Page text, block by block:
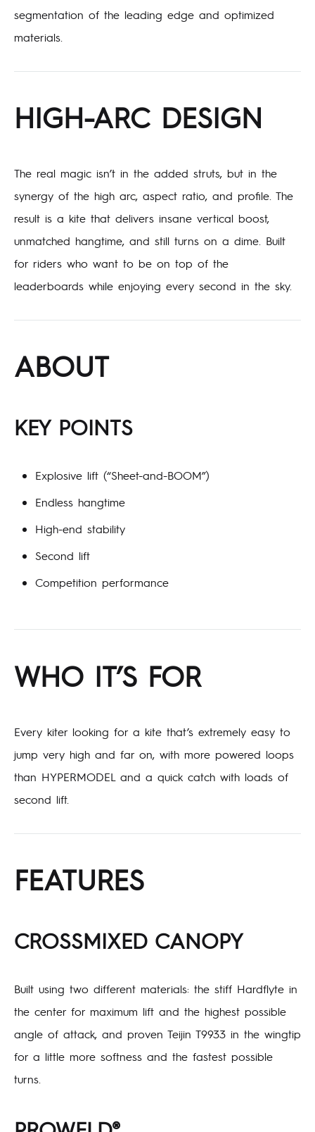
segmentation of the leading edge and optimized
materials.
HIGH-ARC DESIGN
The real magic isn’t in the added struts, but in the
synergy of the high arc, aspect ratio, and profile. The
result is a kite that delivers insane vertical boost,
unmatched hangtime, and still turns on a dime. Built
for riders who want to be on top of the
leaderboards while enjoying every second in the sky.
ABOUT
KEY POINTS
Explosive lift (“Sheet-and-BOOM”)
Endless hangtime
High-end stability
Second lift
Competition performance
WHO IT’S FOR
Every kiter looking for a kite that’s extremely easy to
jump very high and far on, with more powered loops
than HYPERMODEL and a quick catch with loads of
second lift.
FEATURES
CROSSMIXED CANOPY
Built using two different materials: the stiff Hardflyte in
the center for maximum lift and the highest possible
angle of attack, and proven Teijin T9933 in the wingtip
for a little more softness and the fastest possible
turns.